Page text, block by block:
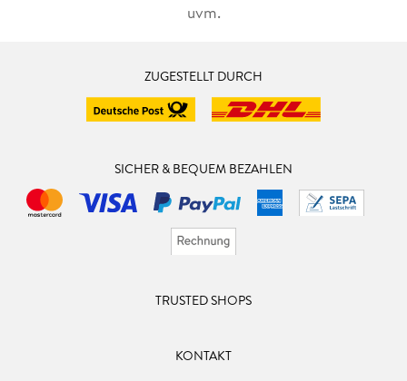
uvm.
ZUGESTELLT DURCH
SICHER & BEQUEM BEZAHLEN
TRUSTED SHOPS
KONTAKT